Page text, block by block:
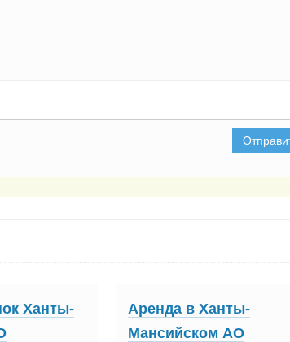
Ханты-
Аренда в Ханты-
Мансийском АО